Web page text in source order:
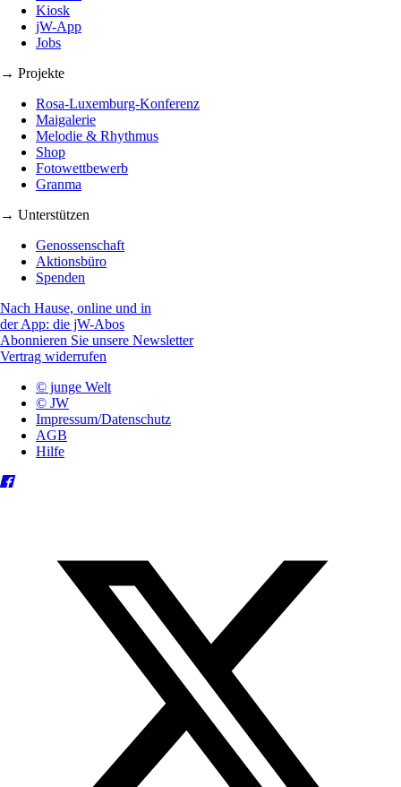
Kiosk
jW-App
Jobs
→ Projekte
Rosa-Luxemburg-Konferenz
Maigalerie
Melodie & Rhythmus
Shop
Fotowettbewerb
Granma
→ Unterstützen
Genossenschaft
Aktionsbüro
Spenden
Nach Hause, online und in
der App: die jW-Abos
Abonnieren Sie unsere Newsletter
Vertrag widerrufen
© junge Welt
© JW
Impressum/Datenschutz
AGB
Hilfe